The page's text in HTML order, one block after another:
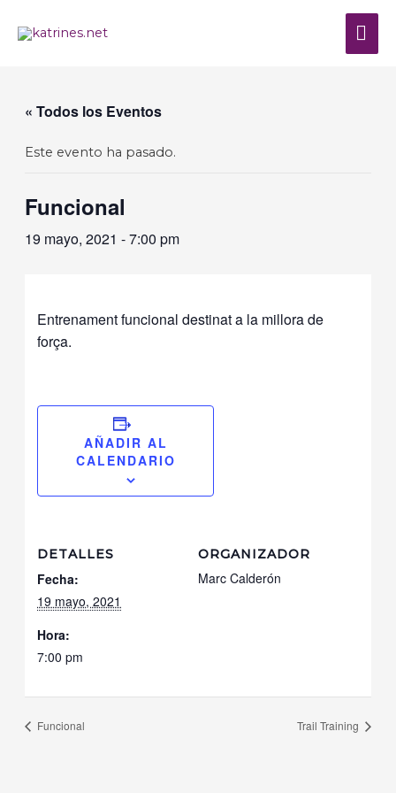
contenido
« Todos los Eventos
Este evento ha pasado.
Funcional
19 mayo, 2021 - 7:00 pm
Entrenament funcional destinat a la millora de
força.
AÑADIR AL
CALENDARIO
DETALLES
Fecha:
19 mayo, 2021
Hora:
7:00 pm
ORGANIZADOR
Marc Calderón
Funcional Trail Training